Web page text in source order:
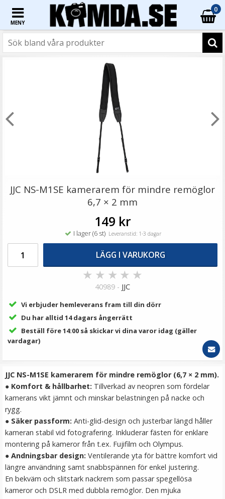
MENY
0
JJC CPC-NS1 – Mjuk, slitstark kamerarem för
169 kr
LÄGG I VARUKORG
Puluz Mjukt skyddsfodral för Canon EOS G7 X Mark
II/III av silikon
169 kr
LÄGG I VARUKORG
JJC NS-M1SE kamerarem för mindre remöglor
6,7 × 2 mm
149 kr
I lager (6 st) Leveranstid: 1-3 dagar
LÄGG I VARUKORG
★ ★ ★ ★ ★
40989 - JJC
Vi erbjuder hemleverans fram till din dörr
Du har alltid 14 dagars ångerrätt
Beställ före 14:00 så skickar vi dina varor idag (gäller
vardagar)
JJC NS-M1SE kamerarem för mindre remöglor (6,7 × 2 mm).
● Komfort & hållbarhet: Tillverkad av neopren som fördelar
kamerans vikt jämnt och minskar belastningen på nacke och
rygg.
● Säker passform: Anti-glid-design och justerbar längd håller
kameran stabil vid fotografering. Inkluderar fästen för enklare
montering på kameror från t.ex. Fujifilm och Olympus.
● Andningsbar design: Ventilerande yta för bättre komfort vid
längre användning samt snabbspännen för enkel justering.
En bekväm och slitstark nackrem som passar spegellösa
kameror och DSLR med dubbla remöglor. Den mjuka